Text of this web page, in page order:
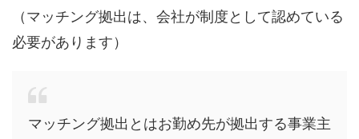
（マッチング拠出は、会社が制度として認めている
必要があります）
マッチング拠出とはお勤め先が拠出する事業主